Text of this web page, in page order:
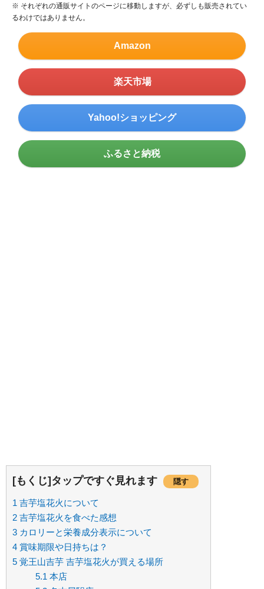
※ それぞれの通販サイトのページに移動しますが、必ずしも販売されてい
るわけではありません。
Amazon
楽天市場
Yahoo!ショッピング
ふるさと納税
[もくじ]タップですぐ見れます 隠す
1 吉芋塩花火について
2 吉芋塩花火を食べた感想
3 カロリーと栄養成分表示について
4 賞味期限や日持ちは？
5 覚王山吉芋 吉芋塩花火が買える場所
5.1 本店